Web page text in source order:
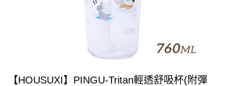
【HOUSUXI】PINGU-Tritan輕透舒吸杯(附彈